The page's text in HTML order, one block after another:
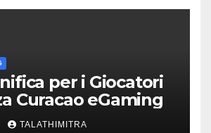
per i Giocatori
Curacao eGaming
TALATHIMITRA